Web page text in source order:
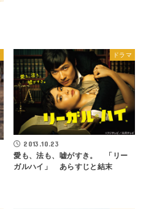
ドラマ
2013.10.23
愛も、法も、嘘がすき。 「リー
ガルハイ」 あらすじと結末